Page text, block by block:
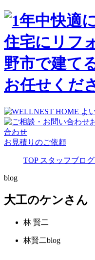
合わせ
お見積りのご依頼
TOP スタッフブログ
blog
大工のケンさん
林 賢二
林賢二blog